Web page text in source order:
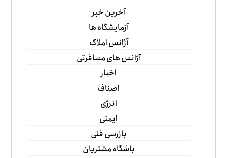
آخرین خبر
آزمایشگاه ها
آژانس املاک
آژانس های مسافرتی
اخبار
اصناف
انرژی
ایمنی
بازرسی فنی
باشگاه مشتریان